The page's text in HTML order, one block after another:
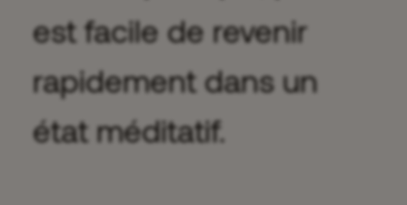
est facile de revenir
rapidement dans un
état méditatif.